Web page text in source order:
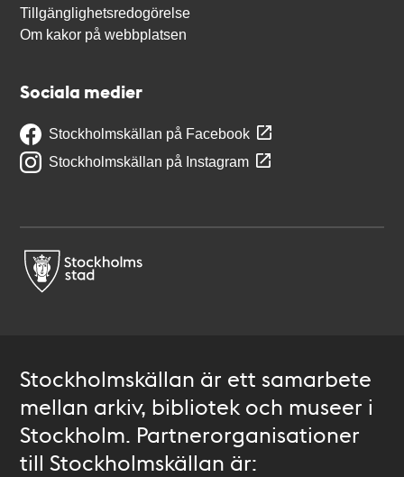
Tillgänglighetsredogörelse
Om kakor på webbplatsen
Sociala medier
Stockholmskällan på Facebook
Stockholmskällan på Instagram
Stockholmskällan är ett samarbete
mellan arkiv, bibliotek och museer i
Stockholm. Partnerorganisationer
till Stockholmskällan är: